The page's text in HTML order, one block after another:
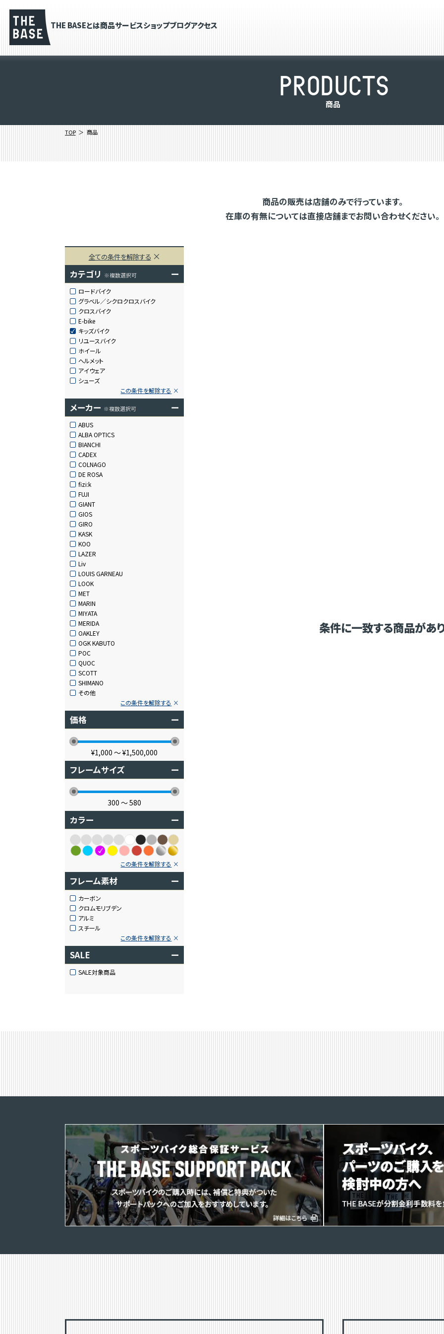
THE BASEとは商品サービスショップブログアクセス
PRODUCTS
商品
TOP 商品
商品の販売は店舗のみで行っています。
在庫の有無については直接店舗までお問い合わせください。
全ての条件を解除する
カテゴリ ※複数選択可 ー
ロードバイク
グラベル／シクロクロスバイク
クロスバイク
E-bike
キッズバイク
リユースバイク
ホイール
ヘルメット
アイウェア
シューズ
この条件を解除する
メーカー ※複数選択可 ー
ABUS
ALBA OPTICS
BIANCHI
CADEX
COLNAGO
DE ROSA
fizi:k
FUJI
GIANT
GIOS
GIRO
KASK
KOO
LAZER
Liv
LOUIS GARNEAU
LOOK
MET
MARIN
MIYATA
MERIDA
OAKLEY
OGK KABUTO
POC
QUOC
SCOTT
SHIMANO
その他
この条件を解除する
価格 ー
¥1,000 〜¥1,500,000
フレームサイズ ー
300 〜580
カラー ー
この条件を解除する
フレーム素材 ー
カーボン
クロムモリブデン
アルミ
スチール
この条件を解除する
SALE ー
SALE対象商品
条件に一致する商品があ